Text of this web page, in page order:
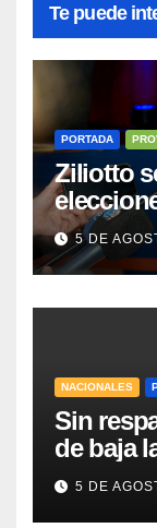
Te puede
PORTADA
Ziliotto
Vaca
5 DE
NACIONALES
Sin
de baja
tierras a
sesión
5 DE